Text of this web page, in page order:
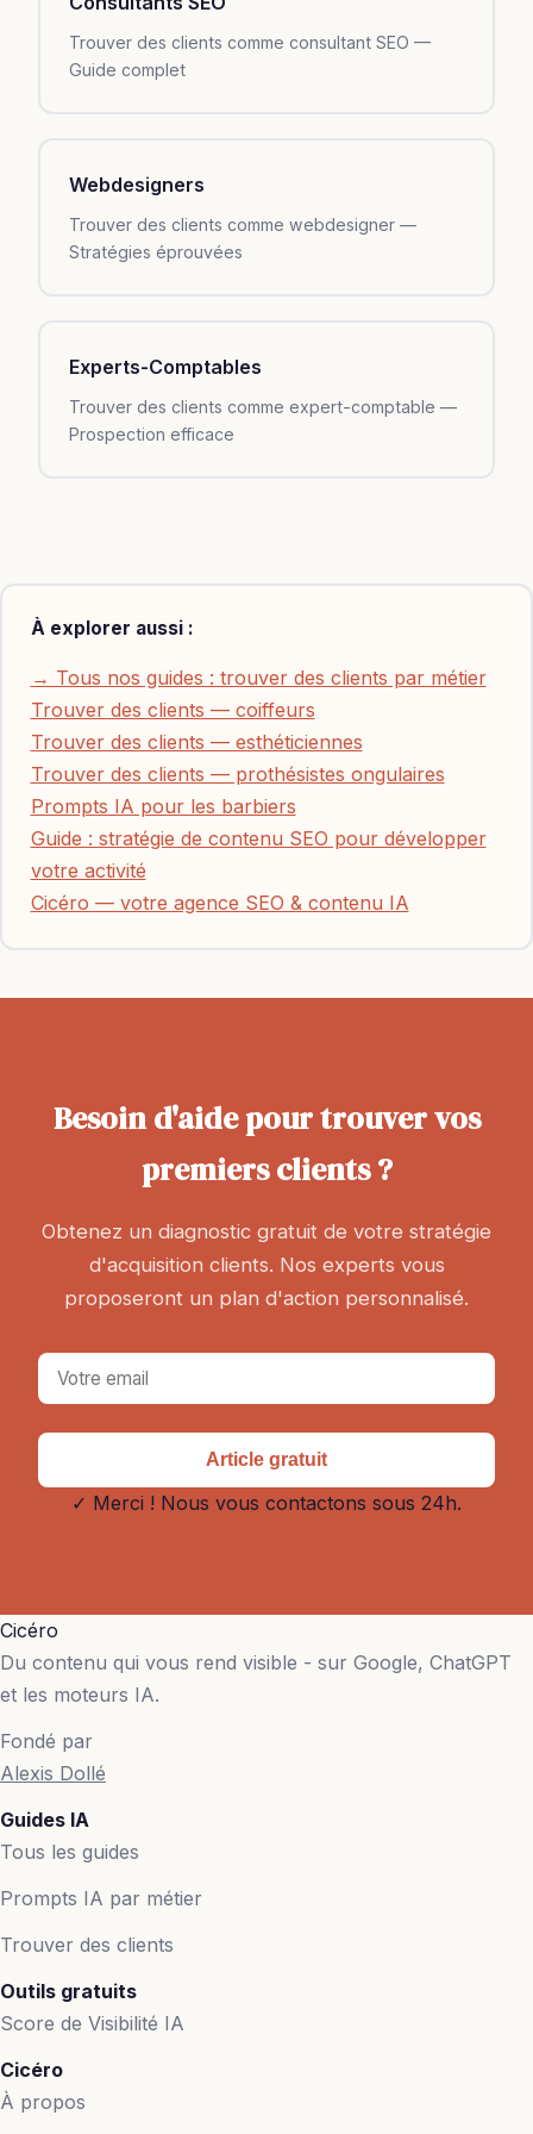
Trouver des clients comme consultant SEO —
Guide complet
Webdesigners
Trouver des clients comme webdesigner —
Stratégies éprouvées
Experts-Comptables
Trouver des clients comme expert-comptable —
Prospection efficace
À explorer aussi :
→ Tous nos guides : trouver des clients par métier
Trouver des clients — coiffeurs
Trouver des clients — esthéticiennes
Trouver des clients — prothésistes ongulaires
Prompts IA pour les barbiers
Guide : stratégie de contenu SEO pour développer
votre activité
Cicéro — votre agence SEO & contenu IA
Besoin d'aide pour trouver vos
premiers clients ?
Obtenez un diagnostic gratuit de votre stratégie
d'acquisition clients. Nos experts vous
proposeront un plan d'action personnalisé.
Article gratuit
✓ Merci ! Nous vous contactons sous 24h.
Cicéro
Du contenu qui vous rend visible - sur Google, ChatGPT
et les moteurs IA.
Fondé par
Alexis Dollé
Guides IA
Tous les guides
Prompts IA par métier
Trouver des clients
Outils gratuits
Score de Visibilité IA
Cicéro
À propos